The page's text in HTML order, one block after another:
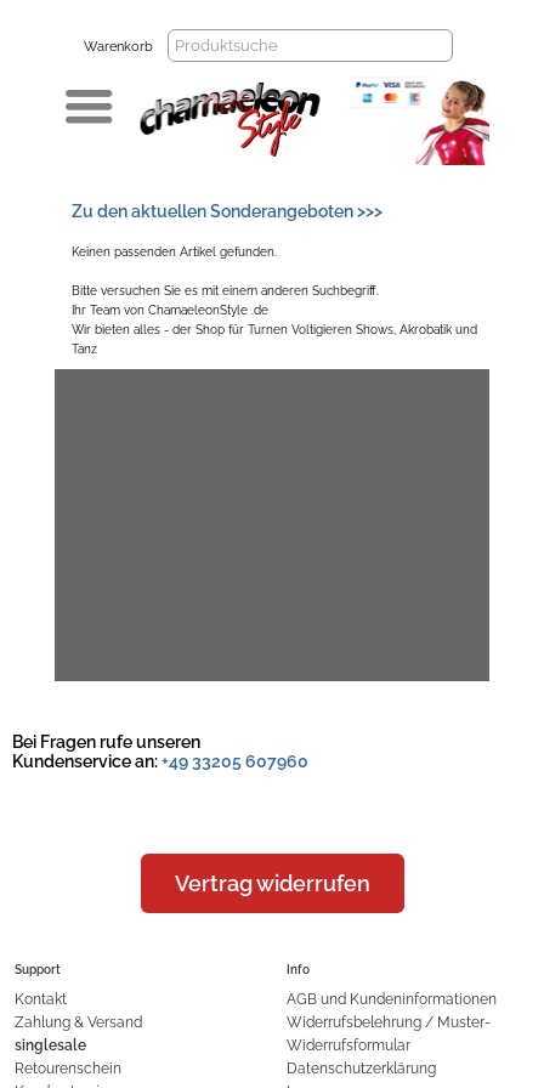
Warenkorb
Zu den aktuellen Sonderangeboten >>>
Keinen passenden Artikel gefunden.
Bitte versuchen Sie es mit einem anderen Suchbegriff.
Ihr Team von ChamaeleonStyle .de
Wir bieten alles - der Shop für Turnen Voltigieren Shows, Akrobatik und
Tanz
Bei Fragen rufe unseren
Kundenservice an:+49 33205 607960
Vertrag widerrufen
Support
Kontakt
Zahlung & Versand
singlesale
Retourenschein
Info
AGB und Kundeninformationen
Widerrufsbelehrung / Muster-
Widerrufsformular
Datenschutzerklärung